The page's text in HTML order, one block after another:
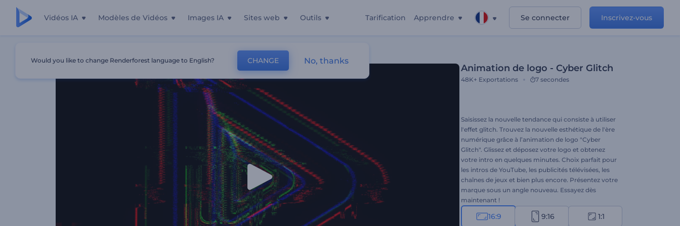
Vidéos IA Modèles de Vidéos Images IA Sites web Outils Tarification Apprendre Se connecter Inscrivez-vous
Animation de logo - Cyber Glitch
48K+ Exportations 7 secondes
Saisissez la nouvelle tendance qui consiste à utiliser
l'effet glitch. Trouvez la nouvelle esthétique de l'ère
numérique grâce à l’animation de logo "Cyber
Glitch". Glissez et déposez votre logo et obtenez
votre intro en quelques minutes. Choix parfait pour
les intros de YouTube, les publicités télévisées, les
chaînes de jeux et bien plus encore. Présentez votre
marque sous un angle nouveau. Essayez dès
maintenant !
16:9 9:16 1:1
Would you like to change Renderforest language to English? CHANGE No, thanks